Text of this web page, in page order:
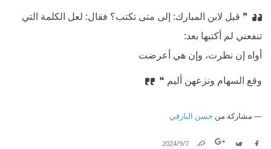
❞ قيل لابن المبارك: إلى متى تكتب؟ فقال: لعل الكلمة التي
تنفعني لم أكتبها بعد:
أواه إن نظرت، وإن هي أعرضت
وقع السهام ونزعهن أليم ❝
مشاركة من حسن البارقي
7‏/9‏/2024